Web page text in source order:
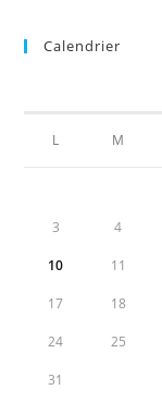
itt
Calendrier
L M
3 4
10 11
17 18
24 25
31